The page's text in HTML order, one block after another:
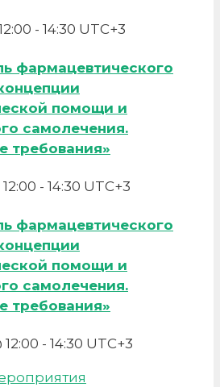
- 14:30 UTC+3
фармацевтического
помощи и
самолечения.
требования»
- 14:30 UTC+3
фармацевтического
помощи и
самолечения.
требования»
- 14:30 UTC+3